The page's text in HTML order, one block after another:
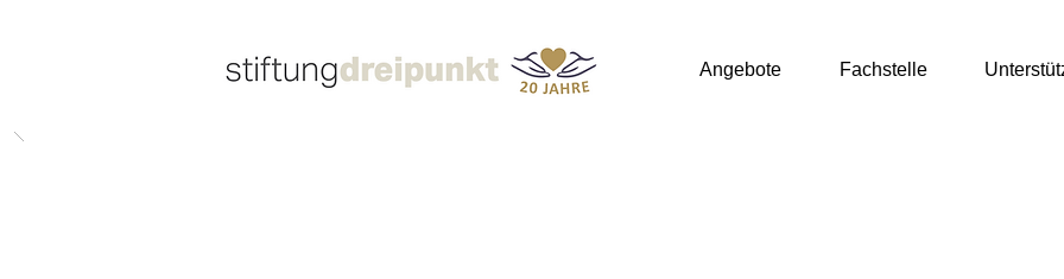
Angebote Fachstelle